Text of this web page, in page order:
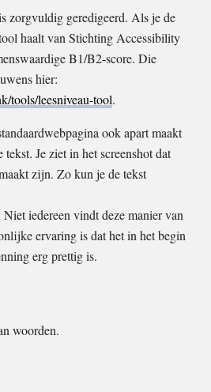
zorgvuldig geredigeerd. Als je de
haalt van Stichting Accessibility
B1/B2-score. Die
hier:
tools/leesniveau-tool.
ook apart maakt
Je ziet in het screenshot dat
zijn. Zo kun je de tekst
iedereen vindt deze manier van
ervaring is dat het in het begin
erg prettig is.
woorden.